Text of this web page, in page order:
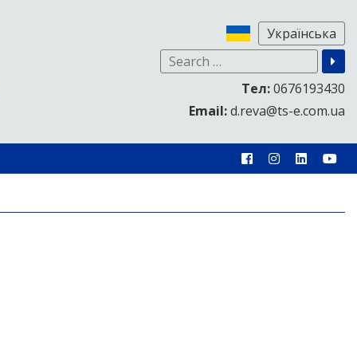
Тел:0676193430
Email:d.reva@ts-e.com.ua